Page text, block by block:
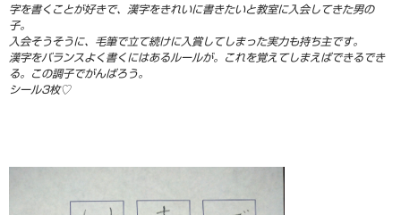
字を書くことが好きで、漢字をきれいに書きたいと教室に入会してきた男の
子。
入会そうそうに、毛筆で立て続けに入賞してしまった実力も持ち主です。
漢字をバランスよく書くにはあるルールが。これを覚えてしまえばできるでき
る。この調子でがんばろう。
シール3枚♡